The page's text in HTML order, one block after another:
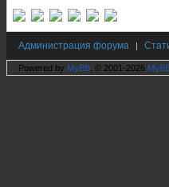
Администрация форума |
Powered by MyBB , © 2001-2026